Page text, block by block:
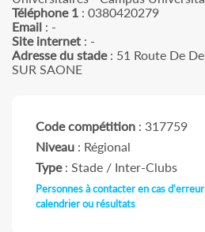
Téléphone 1 : 0380420279
Email : -
Site internet : -
Adresse du stade: 51 Route De
SUR SAONE
Code compétition : 317759
Niveau : Régional
Type: Stade / Inter-Clubs
Personnes à contacter en cas
calendrier ou résultats